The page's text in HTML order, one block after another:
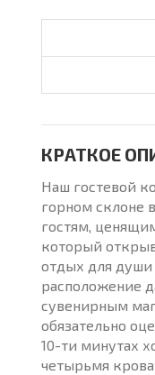
КРАТКОЕ
Наш гостевой
горном склоне
гостям,
который
отдых для души
расположение
сувенирным
обязательно
10-ти минутах
четырьмя